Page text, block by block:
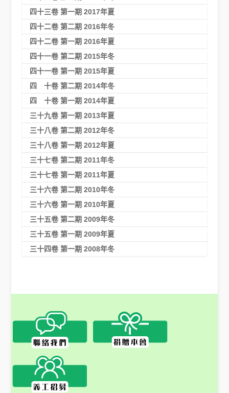
四十三卷 第一期 2017年夏
四十二卷 第二期 2016年冬
四十二卷 第一期 2016年夏
四十一卷 第二期 2015年冬
四十一卷 第一期 2015年夏
四 十卷 第二期 2014年冬
四 十卷 第一期 2014年夏
三十九卷 第一期 2013年夏
三十八卷 第二期 2012年冬
三十八卷 第一期 2012年夏
三十七卷 第二期 2011年冬
三十七卷 第一期 2011年夏
三十六卷 第二期 2010年冬
三十六卷 第一期 2010年夏
三十五卷 第二期 2009年冬
三十五卷 第一期 2009年夏
三十四卷 第一期 2008年冬